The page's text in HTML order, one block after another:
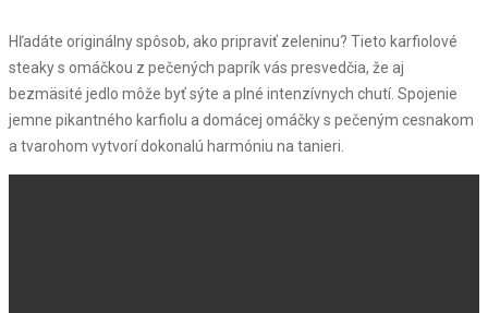
Hľadáte originálny spôsob, ako pripraviť zeleninu? Tieto karfiolové
steaky s omáčkou z pečených paprík vás presvedčia, že aj
bezmäsité jedlo môže byť sýte a plné intenzívnych chutí. Spojenie
jemne pikantného karfiolu a domácej omáčky s pečeným cesnakom
a tvarohom vytvorí dokonalú harmóniu na tanieri.